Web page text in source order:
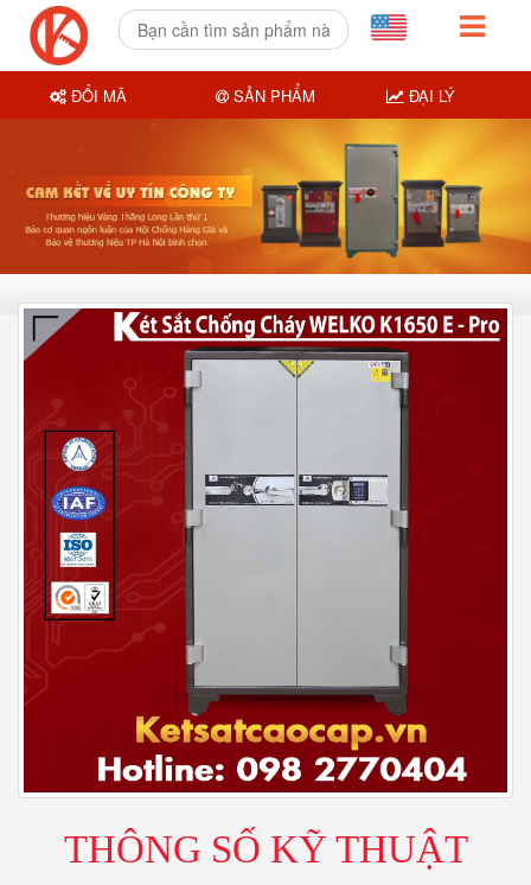
THÔNG SỐ KỸ THUẬT
ĐỔI MÃ SẢN PHẨM ĐẠI LÝ